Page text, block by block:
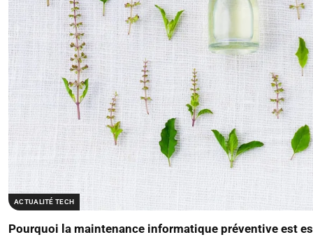
ACTUALITÉ TECH
Pourquoi la maintenance informatique préventive est